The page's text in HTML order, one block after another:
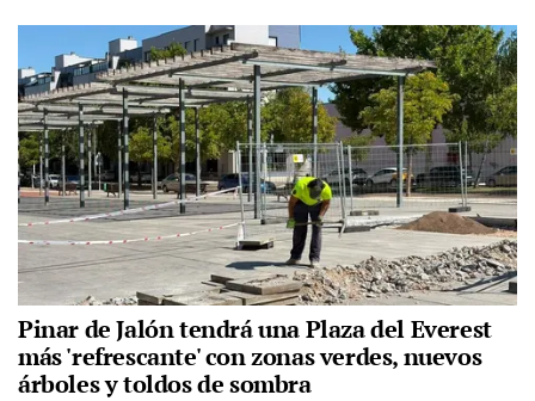
Pinar de Jalón tendrá una Plaza del Everest
más 'refrescante' con zonas verdes, nuevos
árboles y toldos de sombra